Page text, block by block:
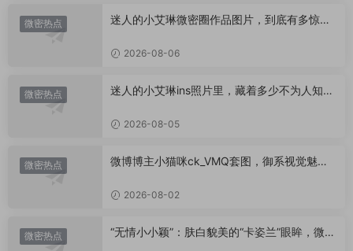
微密热点
迷人的小艾琳微密圈作品图片，到底有多惊
2026-08-06
微密热点
迷人的小艾琳ins照片里，藏着多少不为人知的
2026-08-05
微密热点
微博博主小猫咪ck_VMQ套图，御系视觉魅力
2026-08-02
微密热点
“无情小小颖”：肤白貌美的“卡姿兰”眼眸，微密